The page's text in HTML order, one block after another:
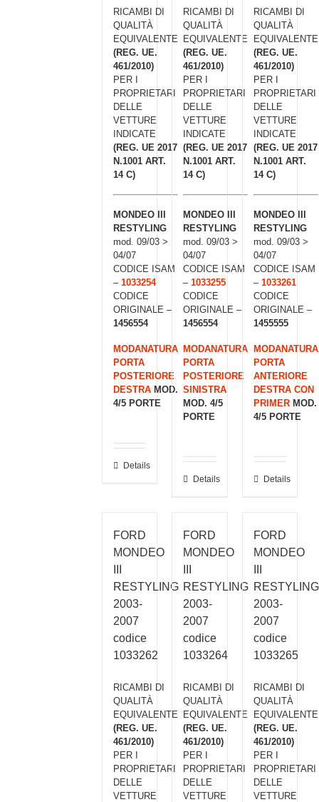
RICAMBI DI
QUALITÀ
EQUIVALENTE
(REG. UE.
461/2010)
PER I
PROPRIETARI
DELLE
VETTURE
INDICATE
(REG. UE 2017
N.1001 ART.
14 C)
MONDEO III
RESTYLING
mod. 09/03 >
04/07
CODICE ISAM
– 1033254
CODICE
ORIGINALE –
1456554
MODANATURA
PORTA
POSTERIORE
DESTRA MOD.
4/5 PORTE
Details
RICAMBI DI
QUALITÀ
EQUIVALENTE
(REG. UE.
461/2010)
PER I
PROPRIETARI
DELLE
VETTURE
INDICATE
(REG. UE 2017
N.1001 ART.
14 C)
MONDEO III
RESTYLING
mod. 09/03 >
04/07
CODICE ISAM
–1033255
CODICE
ORIGINALE –
1456554
MODANATURA
PORTA
POSTERIORE
SINISTRA
MOD. 4/5
PORTE
Details
RICAMBI DI
QUALITÀ
EQUIVALENTE
(REG. UE.
461/2010)
PER I
PROPRIETARI
DELLE
VETTURE
INDICATE
(REG. UE 2017
N.1001 ART.
14 C)
MONDEO III
RESTYLING
mod. 09/03 >
04/07
CODICE ISAM
– 1033261
CODICE
ORIGINALE –
1455555
MODANATURA
PORTA
ANTERIORE
DESTRA CON
PRIMER MOD.
4/5 PORTE
Details
FORD
MONDEO
RESTYLING
2003-
2007
codice
1033262
RICAMBI DI
QUALITÀ
EQUIVALENTE
(REG. UE.
461/2010)
PER I
PROPRIETARI
DELLE
VETTURE
FORD
MONDEO
RESTYLING
2003-
2007
codice
1033264
RICAMBI DI
QUALITÀ
EQUIVALENTE
(REG. UE.
461/2010)
PER I
PROPRIETARI
DELLE
VETTURE
FORD
MONDEO
RESTYLING
2003-
2007
codice
1033265
RICAMBI DI
QUALITÀ
EQUIVALENTE
(REG. UE.
461/2010)
PER I
PROPRIETARI
DELLE
VETTURE